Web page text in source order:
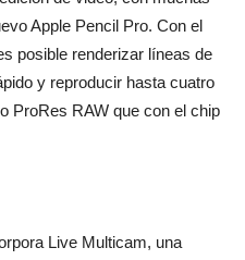
Apple Pencil Pro. Con el
posible renderizar líneas de
y reproducir hasta cuatro
ProRes RAW que con el chip
Live Multicam, una